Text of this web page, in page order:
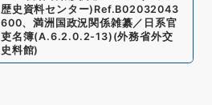
歴史資料センター) Ref.B02032043
600、満洲国政況関係雑纂／日系官
吏名簿(A.6.2.0.2-13) (外務省外交
史料館)